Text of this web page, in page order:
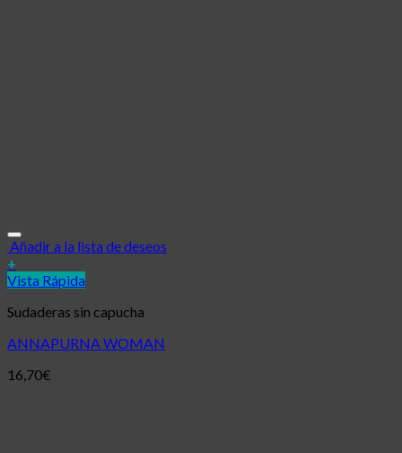
Añadir a la lista de deseos
+
Vista Rápida
Sudaderas sin capucha
ANNAPURNA WOMAN
16,70€